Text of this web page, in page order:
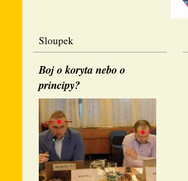
Sloupek
Boj o koryta nebo o
principy?